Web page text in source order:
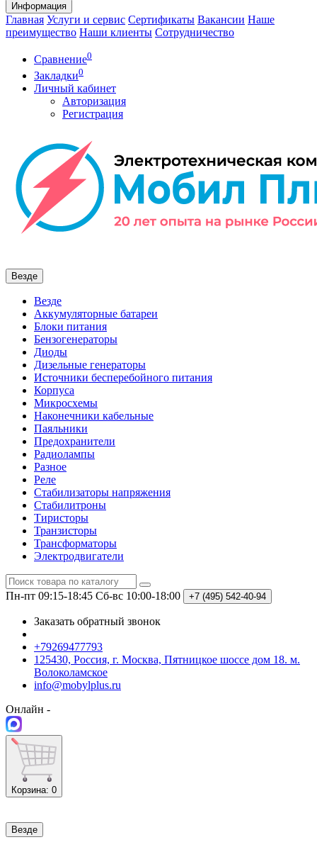
Информация
Главная Услуги и сервис Сертификаты Вакансии Наше
преимущество Наши клиенты Сотрудничество
Сравнение0
Закладки0
Личный кабинет
Авторизация
Регистрация
Везде
Везде
Аккумуляторные батареи
Блоки питания
Бензогенераторы
Диоды
Дизельные генераторы
Источники бесперебойного питания
Корпуса
Микросхемы
Наконечники кабельные
Паяльники
Предохранители
Радиолампы
Разное
Реле
Стабилизаторы напряжения
Стабилитроны
Тиристоры
Транзисторы
Трансформаторы
Электродвигатели
Пн-пт 09:15-18:45 Сб-вс 10:00-18:00 +7 (495) 542-40-94
Заказать обратный звонок
+79269477793
125430, Россия, г. Москва, Пятницкое шоссе дом 18. м.
Волоколамское
info@mobylplus.ru
Онлайн -
Корзина: 0
Везде